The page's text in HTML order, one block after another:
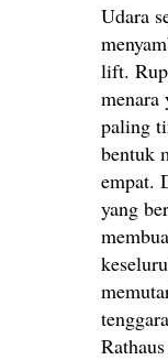
Udara
lift.
menara
paling
bentuk
empat.
yang